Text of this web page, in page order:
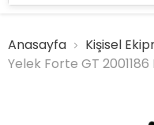
Anasayfa Kişisel
Yelek Forte GT